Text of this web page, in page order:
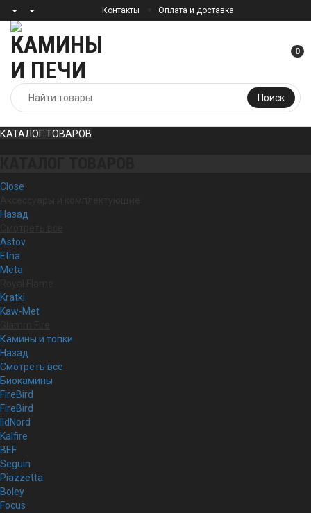
Контакты Оплата и доставка
Поиск
0
КАТАЛОГ ТОВАРОВ
Close
Назад
Astov
Etna
Meta
Kratki
Kaw-Met
Камины и топки
Назад
Смотреть все
Биокамины
FireBird
FireBird
IldNord
Kalfire
BEF
Seguin
Piazzetta
Boley
Focus